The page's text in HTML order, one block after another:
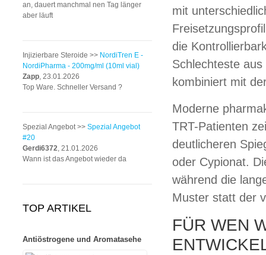
mit
die
Schlechteste
kombiniert mit
Moderne
TRT-Patienten
deutlicheren
oder Cypionat.
während die
Muster statt der
FÜR WEN
an, dauert manchmal nen Tag länger
aber läuft
Injizierbare Steroide >> NordiTren E -
NordiPharma - 200mg/ml (10ml vial)
Zapp, 23.01.2026
Top Ware. Schneller Versand ?
Spezial Angebot >> Spezial Angebot
#20
Gerdi6372, 21.01.2026
Wann ist das Angebot wieder da
TOP ARTIKEL
Antiöstrogene und Aromatasehe